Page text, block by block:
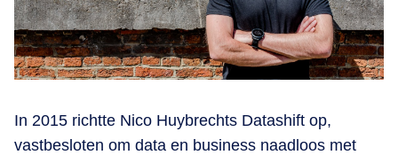
In 2015 richtte Nico Huybrechts Datashift op,
vastbesloten om data en business naadloos met